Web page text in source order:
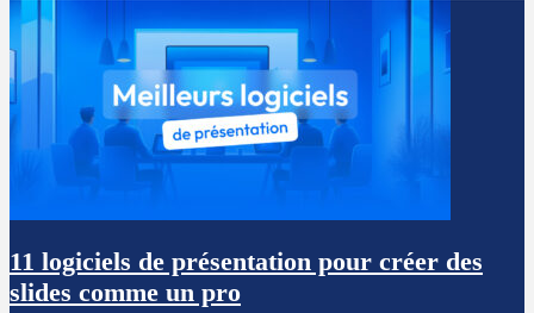
11 logiciels de présentation pour créer des
slides comme un pro